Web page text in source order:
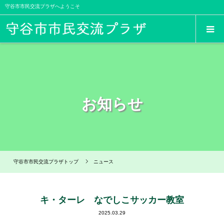
守谷市市民交流プラザへようこそ
お知らせ
守谷市市民交流プラザトップ ニュース
キ・ターレ なでしこサッカー教室
2025.03.29